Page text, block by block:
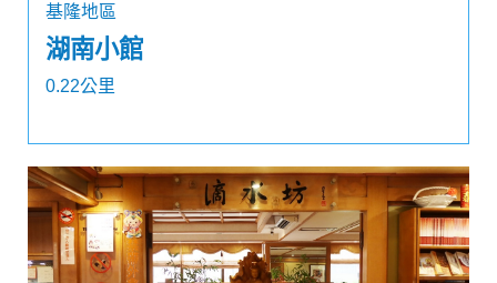
基隆地區
湖南小館
0.22公里